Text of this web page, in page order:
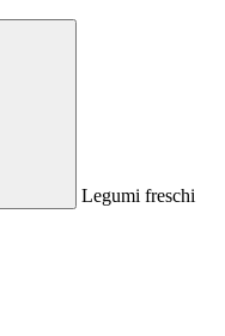
Legumi freschi